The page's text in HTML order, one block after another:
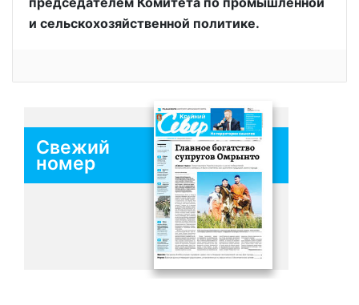
и сельскохозяйственной политике.
Свежий
номер